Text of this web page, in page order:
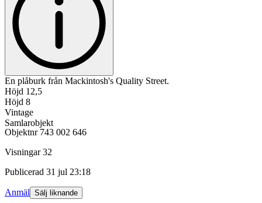
En plåburk från Mackintosh's Quality Street.
Höjd 12,5
Höjd 8
Vintage
Samlarobjekt
Objektnr 743 002 646
Visningar 32
Publicerad 31 jul 23:18
Anmäl Sälj liknande